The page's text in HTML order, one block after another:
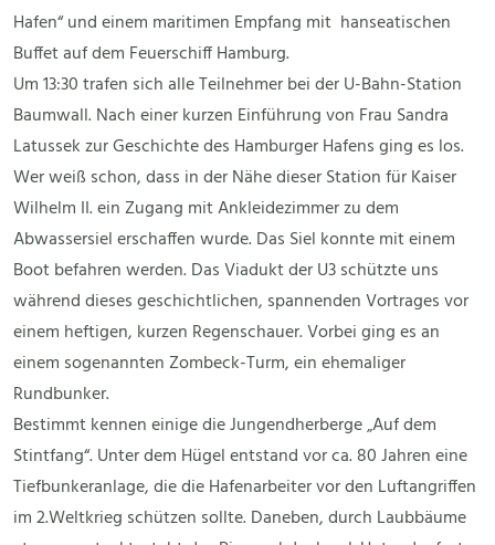
Hafen“ und einem maritimen Empfang mit hanseatischen
Buffet auf dem Feuerschiff Hamburg.
Um 13:30 trafen sich alle Teilnehmer bei der U-Bahn-Station
Baumwall. Nach einer kurzen Einführung von Frau Sandra
Latussek zur Geschichte des Hamburger Hafens ging es los.
Wer weiß schon, dass in der Nähe dieser Station für Kaiser
Wilhelm II. ein Zugang mit Ankleidezimmer zu dem
Abwassersiel erschaffen wurde. Das Siel konnte mit einem
Boot befahren werden. Das Viadukt der U3 schützte uns
während dieses geschichtlichen, spannenden Vortrages vor
einem heftigen, kurzen Regenschauer. Vorbei ging es an
einem sogenannten Zombeck-Turm, ein ehemaliger
Rundbunker.
Bestimmt kennen einige die Jungendherberge „Auf dem
Stintfang“. Unter dem Hügel entstand vor ca. 80 Jahren eine
Tiefbunkeranlage, die die Hafenarbeiter vor den Luftangriffen
im 2.Weltkrieg schützen sollte. Daneben, durch Laubbäume